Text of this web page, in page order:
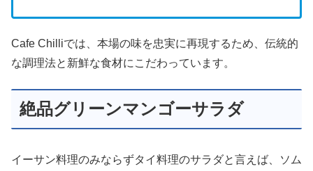
Cafe Chilliでは、本場の味を忠実に再現するため、伝統的
な調理法と新鮮な食材にこだわっています。
絶品グリーンマンゴーサラダ
イーサン料理のみならずタイ料理のサラダと言えば、ソム